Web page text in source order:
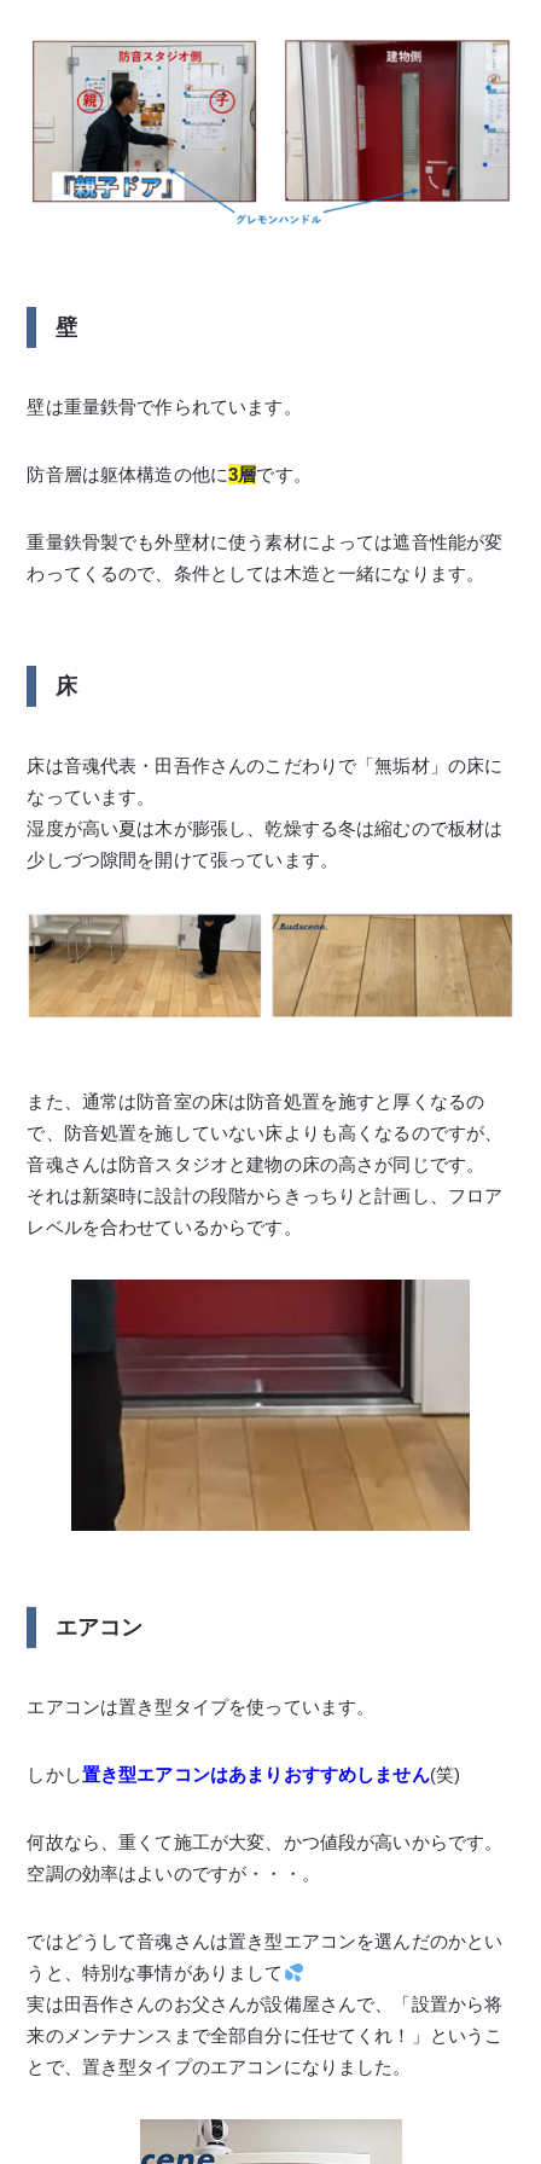
壁
壁は重量鉄骨で作られています。
防音層は躯体構造の他に3層です。
重量鉄骨製でも外壁材に使う素材によっては遮音性能が変
わってくるので、条件としては木造と一緒になります。
床
床は音魂代表・田吾作さんのこだわりで「無垢材」の床に
なっています。
湿度が高い夏は木が膨張し、乾燥する冬は縮むので板材は
少しづつ隙間を開けて張っています。
また、通常は防音室の床は防音処置を施すと厚くなるの
で、防音処置を施していない床よりも高くなるのですが、
音魂さんは防音スタジオと建物の床の高さが同じです。
それは新築時に設計の段階からきっちりと計画し、フロア
レベルを合わせているからです。
エアコン
エアコンは置き型タイプを使っています。
しかし置き型エアコンはあまりおすすめしません(笑)
何故なら、重くて施工が大変、かつ値段が高いからです。
空調の効率はよいのですが・・・。
ではどうして音魂さんは置き型エアコンを選んだのかとい
うと、特別な事情がありまして
実は田吾作さんのお父さんが設備屋さんで、「設置から将
来のメンテナンスまで全部自分に任せてくれ！」というこ
とで、置き型タイプのエアコンになりました。